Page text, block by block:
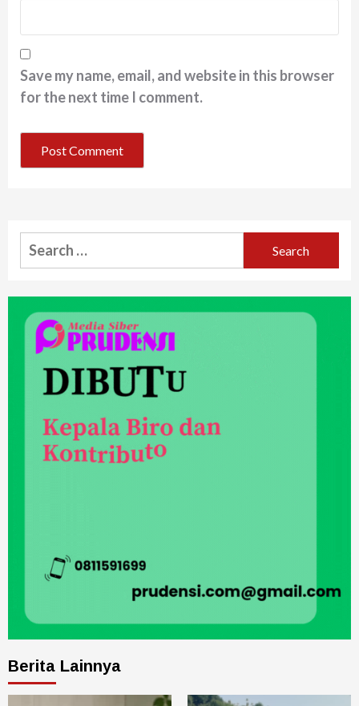
Save my name, email, and website in this browser
for the next time I comment.
Berita Lainnya